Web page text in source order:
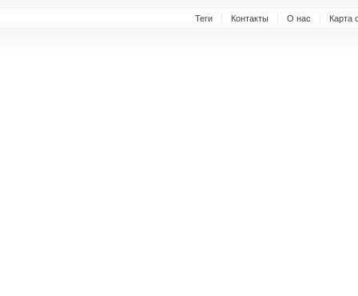
Теги Контакты О нас Карта